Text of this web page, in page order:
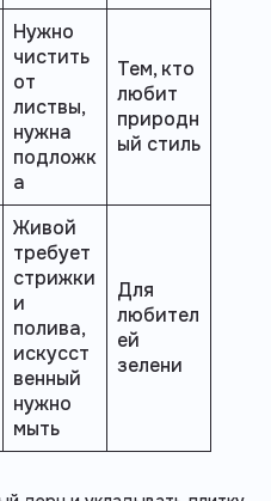
Нужно
чистить
от
листвы,
нужна
подложк
а
Тем, кто
любит
природн
ый стиль
Живой
требует
стрижки
и
полива,
искусст
венный
нужно
мыть
Для
любител
ей
зелени